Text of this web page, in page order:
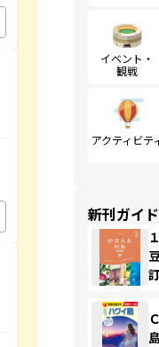
イベント・
観戦
アクティビテ
新刊ガイ